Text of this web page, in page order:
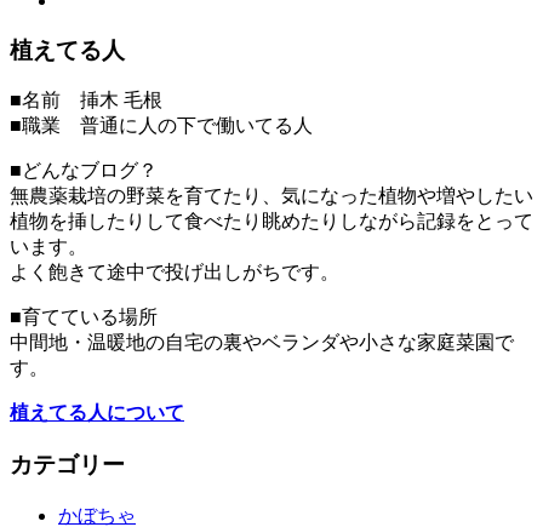
植えてる人
■名前 挿木 毛根
■職業 普通に人の下で働いてる人
■どんなブログ？
無農薬栽培の野菜を育てたり、気になった植物や増やしたい
植物を挿したりして食べたり眺めたりしながら記録をとって
います。
よく飽きて途中で投げ出しがちです。
■育てている場所
中間地・温暖地の自宅の裏やベランダや小さな家庭菜園で
す。
植えてる人について
カテゴリー
かぼちゃ